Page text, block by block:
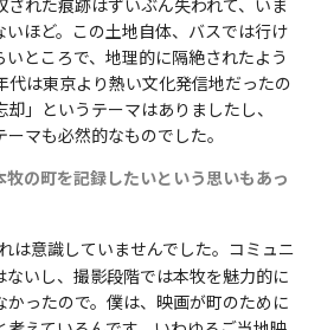
ほど。この土地自体、バスでは行け
ところで、地理的に隔絶されたよう
代は東京より熱い文化発信地だったの
」というテーマはありましたし、
ーマも必然的なものでした。
牧の町を記録したいという思いもあっ
は意識していませんでした。コミュニ
いし、撮影段階では本牧を魅力的に
ったので。僕は、映画が町のために